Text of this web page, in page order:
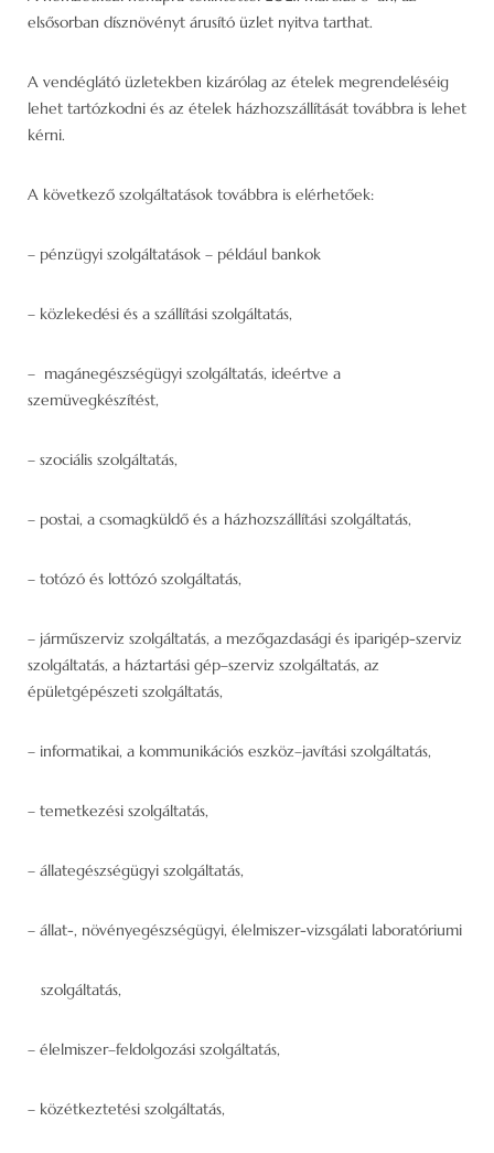
elsősorban dísznövényt árusító üzlet nyitva tarthat.
A vendéglátó üzletekben kizárólag az ételek megrendeléséig
lehet tartózkodni és az ételek házhozszállítását továbbra is lehet
kérni.
A következő szolgáltatások továbbra is elérhetőek:
– pénzügyi szolgáltatások – például bankok
– közlekedési és a szállítási szolgáltatás,
– magánegészségügyi szolgáltatás, ideértve a
szemüvegkészítést,
– szociális szolgáltatás,
– postai, a csomagküldő és a házhozszállítási szolgáltatás,
– totózó és lottózó szolgáltatás,
– járműszerviz szolgáltatás, a mezőgazdasági és iparigép-szerviz
szolgáltatás, a háztartási gép–szerviz szolgáltatás, az
épületgépészeti szolgáltatás,
– informatikai, a kommunikációs eszköz–javítási szolgáltatás,
– temetkezési szolgáltatás,
– állategészségügyi szolgáltatás,
– állat-, növényegészségügyi, élelmiszer-vizsgálati laboratóriumi
szolgáltatás,
– élelmiszer–feldolgozási szolgáltatás,
– közétkeztetési szolgáltatás,